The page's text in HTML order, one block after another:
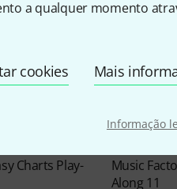
a qualquer momento
cookies Mais
Informação
Charts Play-
Music
Along 11